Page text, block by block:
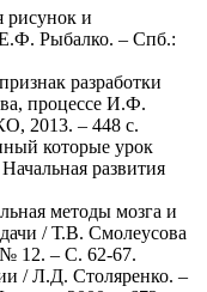
рисунок и
Е.Ф. Рыбалко. – Спб.:
разработки
процессе И.Ф.
2013. – 448 с.
которые урок
развития
методы мозга и
/ Т.В. Смолеусова
№ 12. – С. 62-67.
/ Л.Д. Столяренко. –